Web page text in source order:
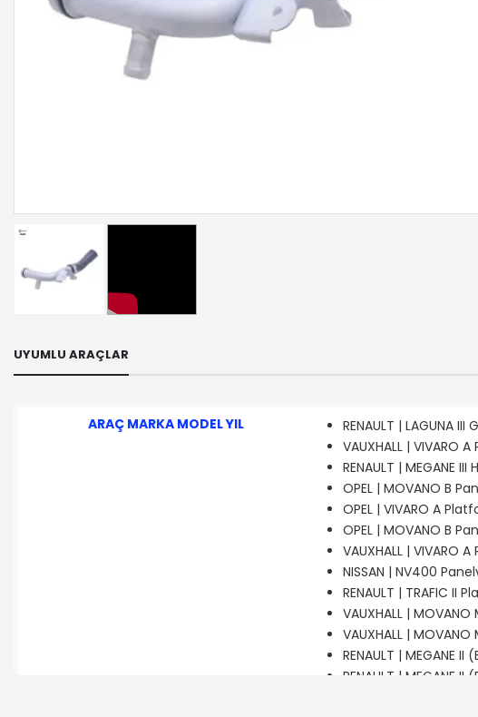
UYUMLU ARAÇLAR
ARAÇ MARKA MODEL YIL
RENAULT | LAGUNA
VAUXHALL |
RENAULT | MEGANE
OPEL | MOVANO B
OPEL | VIVARO A
OPEL | MOVANO B
VAUXHALL |
NISSAN | NV400
RENAULT | TRAFIC II
VAUXHALL |
VAUXHALL |
RENAULT | MEGANE
RENAULT | MEGANE